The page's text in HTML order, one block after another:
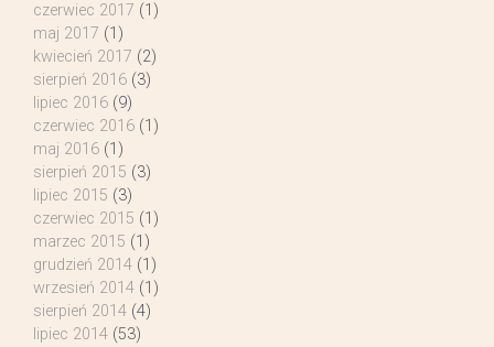
czerwiec 2017 (1)
maj 2017 (1)
kwiecień 2017 (2)
sierpień 2016 (3)
lipiec 2016 (9)
czerwiec 2016 (1)
maj 2016 (1)
sierpień 2015 (3)
lipiec 2015 (3)
czerwiec 2015 (1)
marzec 2015 (1)
grudzień 2014 (1)
wrzesień 2014 (1)
sierpień 2014 (4)
lipiec 2014 (53)